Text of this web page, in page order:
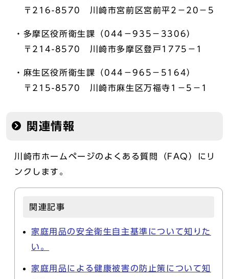
〒216-8570 川崎市宮前区宮前平2－20－5
・多摩区役所衛生課（044－935－3306）
〒214-8570 川崎市多摩区登戸1775－1
・麻生区役所衛生課（044－965－5164）
〒215-8570 川崎市麻生区万福寺1－5－1
関連情報
川崎市ホームページのよくある質問（FAQ）にリ
ンクします。
関連記事
家庭用品の安全衛生自主基準について知りた
い。
家庭用品による健康被害の防止策について知